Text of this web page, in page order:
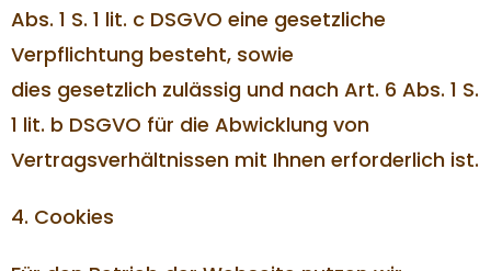
Abs. 1 S. 1 lit. c DSGVO eine gesetzliche
Verpflichtung besteht, sowie
dies gesetzlich zulässig und nach Art. 6 Abs. 1 S.
1 lit. b DSGVO für die Abwicklung von
Vertragsverhältnissen mit Ihnen erforderlich ist.
4. Cookies